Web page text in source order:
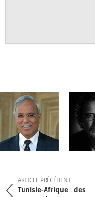
ARTICLE PRÉCÉDENT
Tunisie-Afrique : des